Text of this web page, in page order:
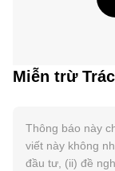
Miễn trừ
Thông báo này
viết này không
đầu tư, (ii) đề